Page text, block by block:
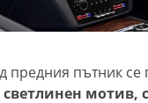
предния пътник се
мотив,